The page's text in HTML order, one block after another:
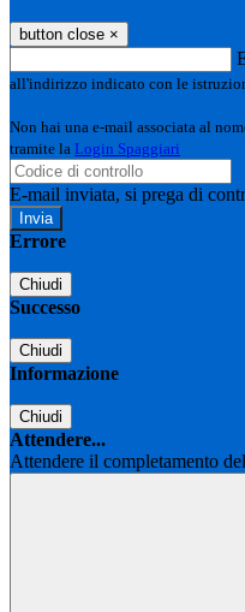
button close ×
all'indirizzo indicato con le
Non hai una e-mail associata al
tramite la Login Spaggiari
E-mail inviata, si prega di
Errore
Chiudi
Successo
Chiudi
Informazione
Chiudi
Attendere...
Attendere il completamento